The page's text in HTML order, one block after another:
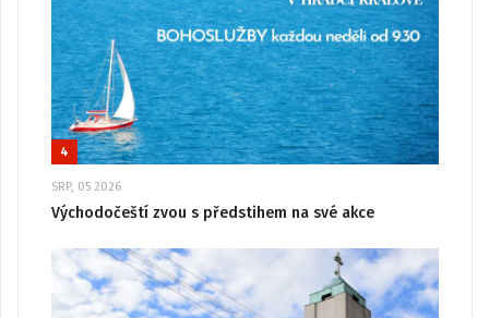
4
SRP, 05 2026
Východočeští zvou s předstihem na své akce